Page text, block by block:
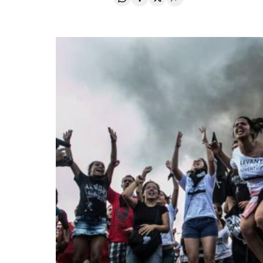
Compartir en Whatsapp
Compartir en Facebook
Compartir en Twitter
Desplegar Redes